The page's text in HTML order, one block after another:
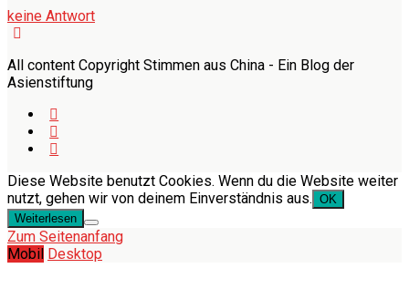
keine Antwort
All content Copyright Stimmen aus China - Ein Blog der
Asienstiftung
Diese Website benutzt Cookies. Wenn du die Website weiter
nutzt, gehen wir von deinem Einverständnis aus. OK
Weiterlesen
Zum Seitenanfang
Mobil Desktop